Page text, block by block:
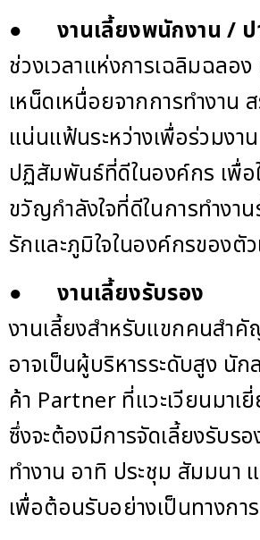
● งานเลี้ยงพนักงาน/
ช่วงเวลาแห่งการเฉลิมฉลอง
เหน็ดเหนื่อยจากการทำงาน
แน่นแฟ้นระหว่างเพื่อร่วมงา
ปฏิสัมพันธ์ที่ดีในองค์กร เพื่
ขวัญกำลังใจที่ดีในการทำงา
รักและภูมิใจในองค์กรของตัว
● งานเลี้ยงรับรอง
งานเลี้ยงสำหรับแขกคนสำ
อาจเป็นผู้บริหารระดับสูง นั
ค้า Partner ที่แวะเวียนมาเ
ซึ่งจะต้องมีการจัดเลี้ยงรับรอ
ทำงาน อาทิ ประชุม สัมมนา
เพื่อต้อนรับอย่างเป็นทางการ